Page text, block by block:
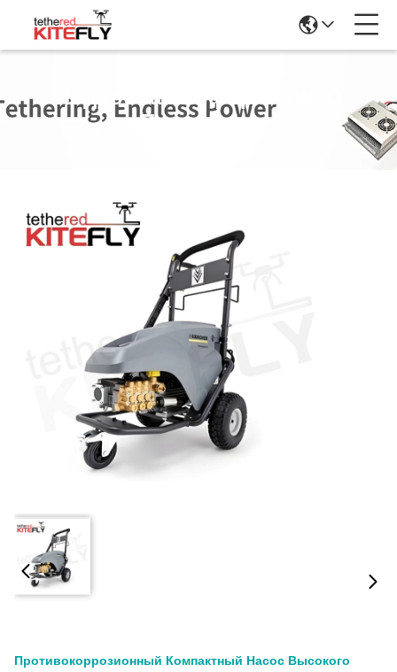
Подробная Информация О
Продукции
Противокоррозионный Компактный Насос Высокого